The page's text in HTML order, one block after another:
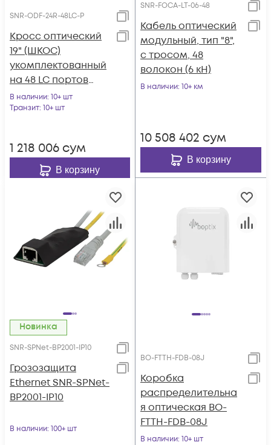
SNR-ODF-24R-48LC-P
Кросс оптический
19" (ШКОС)
укомплектованный
на 48 LC портов
(комплект с
розетками и
В наличии: 10+ шт
Транзит: 10+ шт
1 218 006 сум
В корзину
SNR-FOCA-LT-06-48
Кабель оптический
модульный, тип "8",
с тросом, 48
волокон (6 кН)
В наличии: 10+ км
10 508 402 сум
В корзину
Новинка
SNR-SPNet-BP2001-IP10
Грозозащита
Ethernet SNR-SPNet-
BP2001-IP10
В наличии: 100+ шт
BO-FTTH-FDB-08J
Коробка
распределительна
я оптическая BO-
FTTH-FDB-08J
В наличии: 10+ шт